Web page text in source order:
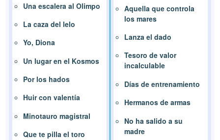
Una escalera al Olimpo
La caza del lelo
Yo, Diona
Un lugar en el Kosmos
Por los hados
Huir con valentía
Minotauro magistral
Que te pilla el toro
Aquella que controla
los mares
Lanza el dado
Tesoro de valor
incalculable
Días de entrenamiento
Hermanos de armas
No ha salido a su
madre